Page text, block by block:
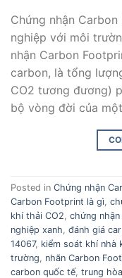
Chứng nhận
nghiệp với môi
nhận Carbon
carbon, là tổng
CO2 tương đương)
bộ vòng đời của
Posted in Chứng nhận
Carbon Footprint là gì,
khí thải CO2, chứng
nghiệp xanh, đánh giá
14067, kiểm soát khí nhà
trường, nhãn Carbon
carbon quốc tế, trung